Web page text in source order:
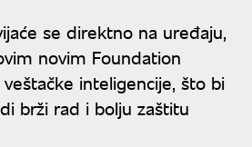
se direktno na uređaju,
novim Foundation
inteligencije, što bi
brži rad i bolju zaštitu